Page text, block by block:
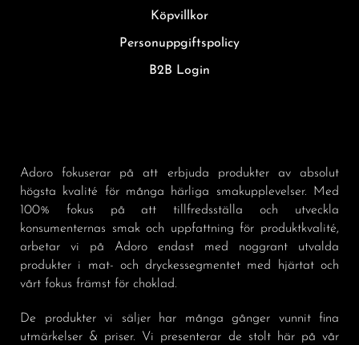
Köpvillkor
Personuppgiftspolicy
B2B Login
Adoro fokuserar på att erbjuda produkter av absolut
högsta kvalité för många härliga smakupplevelser. Med
100% fokus på att tillfredsställa och utveckla
konsumenternas smak och uppfattning för produktkvalité,
arbetar vi på Adoro endast med noggrant utvalda
produkter i mat- och dryckessegmentet med hjärtat och
vårt fokus främst för choklad.
De produkter vi säljer har många gånger vunnit fina
utmärkelser & priser. Vi presenterar de stolt här på vår